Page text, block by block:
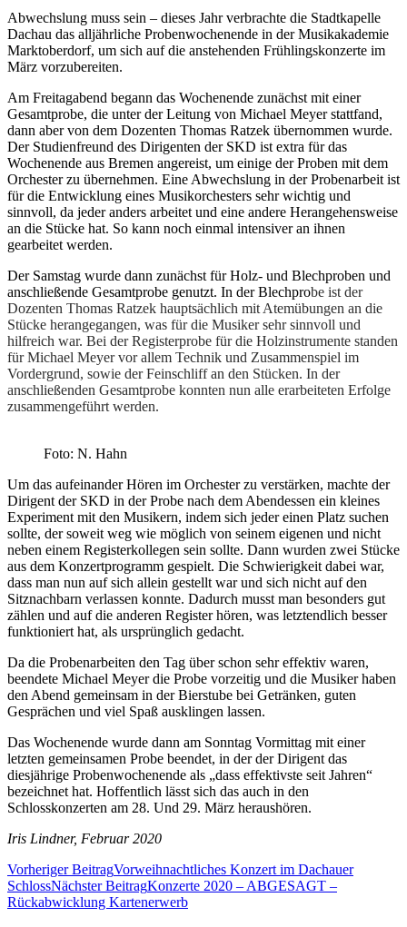
Abwechslung muss sein – dieses Jahr verbrachte die Stadtkapelle
Dachau das alljährliche Probenwochenende in der Musikakademie
Marktoberdorf, um sich auf die anstehenden Frühlingskonzerte im
März vorzubereiten.
Am Freitagabend begann das Wochenende zunächst mit einer
Gesamtprobe, die unter der Leitung von Michael Meyer stattfand,
dann aber von dem Dozenten Thomas Ratzek übernommen wurde.
Der Studienfreund des Dirigenten der SKD ist extra für das
Wochenende aus Bremen angereist, um einige der Proben mit dem
Orchester zu übernehmen. Eine Abwechslung in der Probenarbeit ist
für die Entwicklung eines Musikorchesters sehr wichtig und
sinnvoll, da jeder anders arbeitet und eine andere Herangehensweise
an die Stücke hat. So kann noch einmal intensiver an ihnen
gearbeitet werden.
Der Samstag wurde dann zunächst für Holz- und Blechproben und
anschließende Gesamtprobe genutzt. In der Blechprobe ist der
Dozenten Thomas Ratzek hauptsächlich mit Atemübungen an die
Stücke herangegangen, was für die Musiker sehr sinnvoll und
hilfreich war. Bei der Registerprobe für die Holzinstrumente standen
für Michael Meyer vor allem Technik und Zusammenspiel im
Vordergrund, sowie der Feinschliff an den Stücken. In der
anschließenden Gesamtprobe konnten nun alle erarbeiteten Erfolge
zusammengeführt werden.
Foto: N. Hahn
Um das aufeinander Hören im Orchester zu verstärken, machte der
Dirigent der SKD in der Probe nach dem Abendessen ein kleines
Experiment mit den Musikern, indem sich jeder einen Platz suchen
sollte, der soweit weg wie möglich von seinem eigenen und nicht
neben einem Registerkollegen sein sollte. Dann wurden zwei Stücke
aus dem Konzertprogramm gespielt. Die Schwierigkeit dabei war,
dass man nun auf sich allein gestellt war und sich nicht auf den
Sitznachbarn verlassen konnte. Dadurch musst man besonders gut
zählen und auf die anderen Register hören, was letztendlich besser
funktioniert hat, als ursprünglich gedacht.
Da die Probenarbeiten den Tag über schon sehr effektiv waren,
beendete Michael Meyer die Probe vorzeitig und die Musiker haben
den Abend gemeinsam in der Bierstube bei Getränken, guten
Gesprächen und viel Spaß ausklingen lassen.
Das Wochenende wurde dann am Sonntag Vormittag mit einer
letzten gemeinsamen Probe beendet, in der der Dirigent das
diesjährige Probenwochenende als „dass effektivste seit Jahren“
bezeichnet hat. Hoffentlich lässt sich das auch in den
Schlosskonzerten am 28. Und 29. März heraushören.
Iris Lindner, Februar 2020
Beitragsnavigation
Vorheriger BeitragVorweihnachtliches Konzert im Dachauer
SchlossNächster BeitragKonzerte 2020 – ABGESAGT –
Rückabwicklung Kartenerwerb